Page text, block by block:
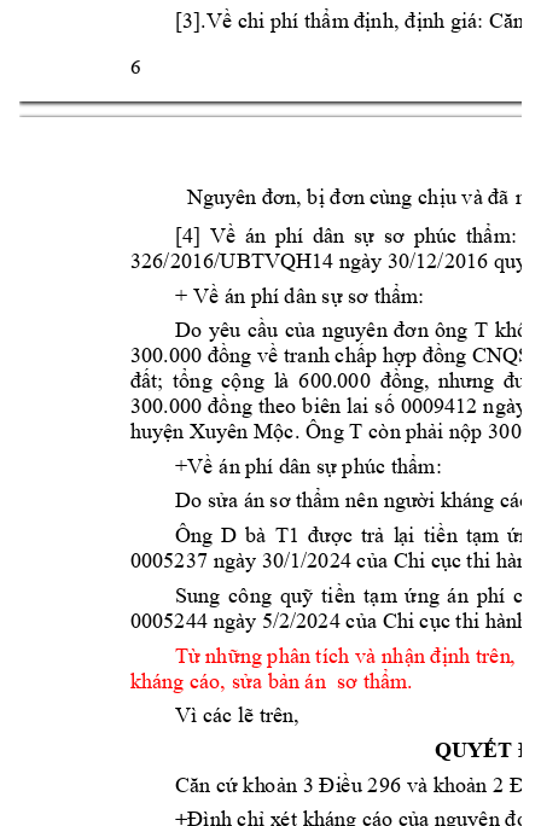
6
[3].Về chi phí thẩm định, định giá: Căn
Nguyên đơn, bị đơn cùng chịu và đã n
[4] Về án phí dân sự sơ phúc thẩm:
326/2016/UBTVQH14 ngày 30/12/2016 quy
+ Về án phí dân sự sơ thẩm:
Do yêu cầu của nguyên đơn ông T
300.000 đồng về tranh chấp hợp đồng
đất; tổng cộng là 600.000 đồng, nhưng đ
300.000 đồng theo biên lai số 0009412 ngày
huyện Xuyên Mộc. Ông T còn phải nộp 30
+Về án phí dân sự phúc thẩm:
Do sửa án sơ thẩm nên người kháng cáo
Ông D bà T1 được trả lại tiền tạm ứ
0005237 ngày 30/1/2024 của Chi cục thi
Sung công quỹ tiền tạm ứng án phí c
0005244 ngày 5/2/2024 của Chi cục thi hành
Từ những phân tích và nhận định trên,
kháng cáo, sửa bản án  sơ thẩm
Vì các lẽ trên,
QUYẾT
Căn cứ khoản 3 Điều 296 và khoản 2
+Đình chỉ xét kháng cáo của nguyên đơ